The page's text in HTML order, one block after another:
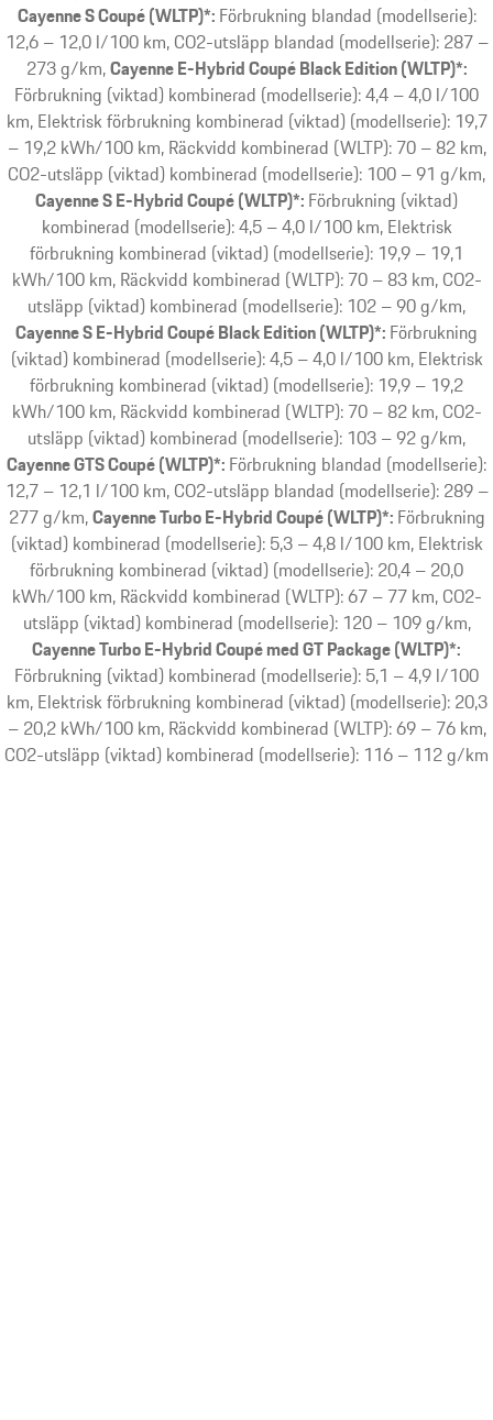
Cayenne S Coupé (WLTP)*: Förbrukning blandad (modellserie):
12,6 – 12,0 l/100 km, CO2-utsläpp blandad (modellserie): 287 –
273 g/km Cayenne E-Hybrid Coupé Black Edition (WLTP)*:
Förbrukning (viktad) kombinerad (modellserie): 4,4 – 4,0 l/100
km, Elektrisk förbrukning kombinerad (viktad) (modellserie): 19,7
– 19,2 kWh/100 km, Räckvidd kombinerad (WLTP): 70 – 82 km,
CO2-utsläpp (viktad) kombinerad (modellserie): 100 – 91 g/km
Cayenne S E-Hybrid Coupé (WLTP)*: Förbrukning (viktad)
kombinerad (modellserie): 4,5 – 4,0 l/100 km, Elektrisk
förbrukning kombinerad (viktad) (modellserie): 19,9 – 19,1
kWh/100 km, Räckvidd kombinerad (WLTP): 70 – 83 km, CO2-
utsläpp (viktad) kombinerad (modellserie): 102 – 90 g/km
Cayenne S E-Hybrid Coupé Black Edition (WLTP)*: Förbrukning
(viktad) kombinerad (modellserie): 4,5 – 4,0 l/100 km, Elektrisk
förbrukning kombinerad (viktad) (modellserie): 19,9 – 19,2
kWh/100 km, Räckvidd kombinerad (WLTP): 70 – 82 km, CO2-
utsläpp (viktad) kombinerad (modellserie): 103 – 92 g/km
Cayenne GTS Coupé (WLTP)*: Förbrukning blandad (modellserie):
12,7 – 12,1 l/100 km, CO2-utsläpp blandad (modellserie): 289 –
277 g/km Cayenne Turbo E-Hybrid Coupé (WLTP)*: Förbrukning
(viktad) kombinerad (modellserie): 5,3 – 4,8 l/100 km, Elektrisk
förbrukning kombinerad (viktad) (modellserie): 20,4 – 20,0
kWh/100 km, Räckvidd kombinerad (WLTP): 67 – 77 km, CO2-
utsläpp (viktad) kombinerad (modellserie): 120 – 109 g/km
Cayenne Turbo E-Hybrid Coupé med GT Package (WLTP)*:
Förbrukning (viktad) kombinerad (modellserie): 5,1 – 4,9 l/100
km, Elektrisk förbrukning kombinerad (viktad) (modellserie): 20,3
– 20,2 kWh/100 km, Räckvidd kombinerad (WLTP): 69 – 76 km,
CO2-utsläpp (viktad) kombinerad (modellserie): 116 – 112 g/km